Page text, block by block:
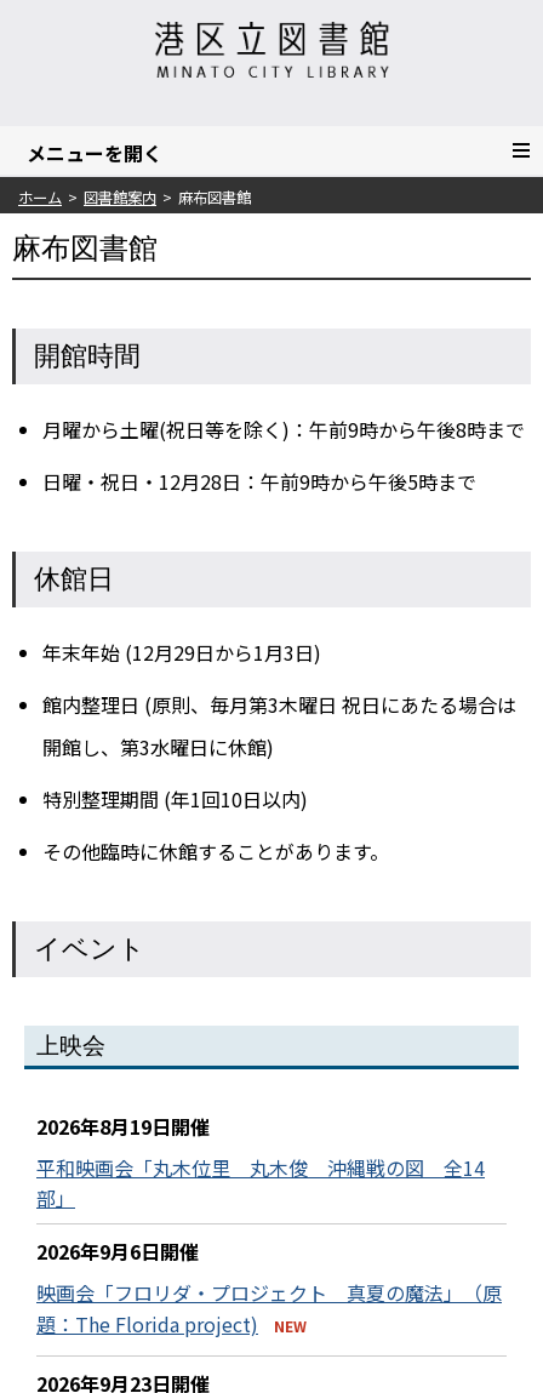
ホーム 図書館案内 麻布図書館
麻布図書館
開館時間
月曜から土曜(祝日等を除く)：午前9時から午後8時まで
日曜・祝日・12月28日：午前9時から午後5時まで
休館日
年末年始 (12月29日から1月3日)
館内整理日 (原則、毎月第3木曜日 祝日にあたる場合は
開館し、第3水曜日に休館)
特別整理期間 (年1回10日以内)
その他臨時に休館することがあります。
イベント
上映会
2026年8月19日開催
平和映画会「丸木位里 丸木俊 沖縄戦の図 全14
部」
2026年9月6日開催
映画会「フロリダ・プロジェクト 真夏の魔法」（原
題：The Florida project)
NEW
2026年9月23日開催